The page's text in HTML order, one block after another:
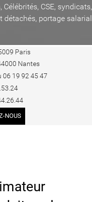
CSE, syndicats,
détachés, portage salarial
Paris
Nantes
06 19 92 45 47
NOUS